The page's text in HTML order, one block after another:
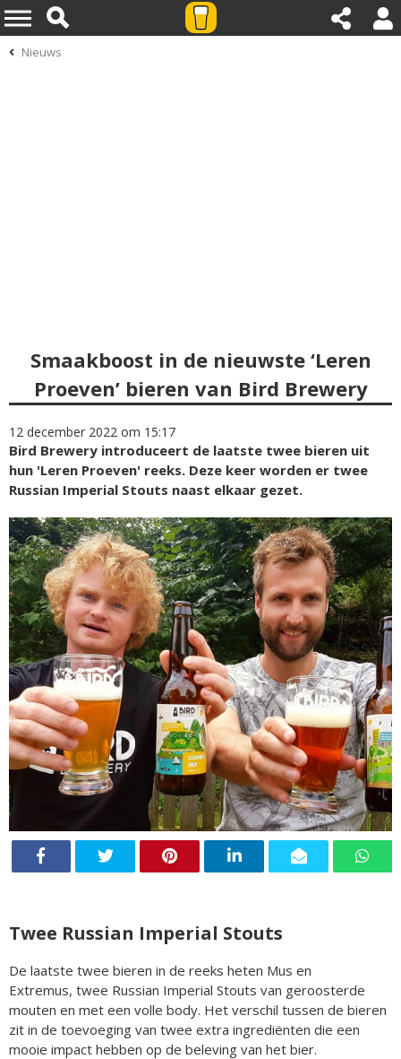
Nieuws
Smaakboost in de nieuwste ‘Leren
Proeven’ bieren van Bird Brewery
12 december 2022 om 15:17
Bird Brewery introduceert de laatste twee bieren uit
hun 'Leren Proeven' reeks. Deze keer worden er twee
Russian Imperial Stouts naast elkaar gezet.
Twee Russian Imperial Stouts
De laatste twee bieren in de reeks heten Mus en
Extremus, twee Russian Imperial Stouts van geroosterde
mouten en met een volle body. Het verschil tussen de bieren
zit in de toevoeging van twee extra ingrediënten die een
mooie impact hebben op de beleving van het bier.